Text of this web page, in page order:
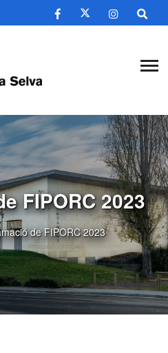
FIPORC 2023
de FIPORC 2023